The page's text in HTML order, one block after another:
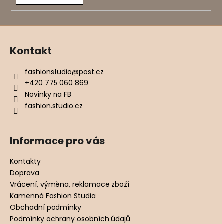
Kontakt
fashionstudio@post.cz
+420 775 060 869
Novinky na FB
fashion.studio.cz
Informace pro vás
Kontakty
Doprava
Vrácení, výměna, reklamace zboží
Kamenná Fashion Studia
Obchodní podmínky
Podmínky ochrany osobních údajů